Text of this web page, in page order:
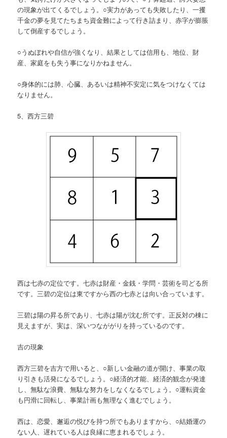
の現象が出てくるでしょう。○実力があっても失敗したり、一攫
千金の夢を見てたちまち資金難によって行き詰まり、赤字が膨脹
して倒産するでしょう。
○うぬぼれや自信が強くなり、結果としては信用も、地位、財
産、家庭をも失う事になりかねません。
○身体的には肺、心臓、あるいは精神不安定に気をつけなくては
なりません。
5、西方三碧
西は七赤の定位です。七赤は財産・金銭・学問・芸術を司どる所
です。三碧の定位は東ですから西の七赤とは向い合っています。
三碧は陽の昇る所であり、七赤は陽が沈む所です。正反対の棟に
見えますが、実は、深いつなががりを持っているのです。
吉の現象
西方三碧を吉方で用いると、○新しい金融の道が開け、事業の取
り引きも活発になるでしょう。○経済的才能、経済的観念が発達
し、無駄な浪費、無駄な努力をしなくなるでしょう。○運転資金
も円滑に回転し、事業計画も無理なく進むでしょう。
西は、恋愛、邂逅の悦びを持つ所でもありますから、○結婚運の
ない人、遅れている人は良縁に恵まれるでしょう。